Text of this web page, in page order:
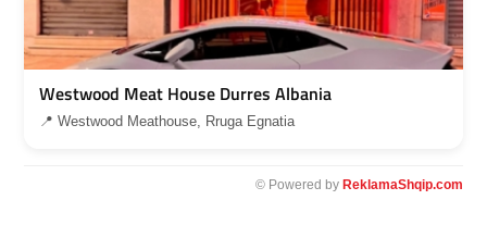
Westwood Meat House Durres Albania
📍 Westwood Meathouse, Rruga Egnatia
© Powered by ReklamaShqip.com